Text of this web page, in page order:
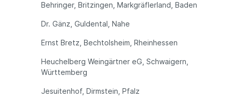
Behringer, Britzingen, Markgräflerland, Baden
Dr. Gänz, Guldental, Nahe
Ernst Bretz, Bechtolsheim, Rheinhessen
Heuchelberg Weingärtner eG, Schwaigern,
Württemberg
Jesuitenhof, Dirmstein, Pfalz